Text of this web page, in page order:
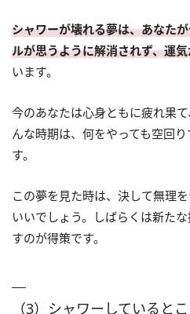
シャワーが壊れる夢は、あなた
ルが思うように解消されず、運
います。
今のあなたは心身ともに疲れ果
んな時期は、何をやっても空回
す。
この夢を見た時は、決して無理
いいでしょう。しばらくは新た
すのが得策です。
（3）シャワーしていると